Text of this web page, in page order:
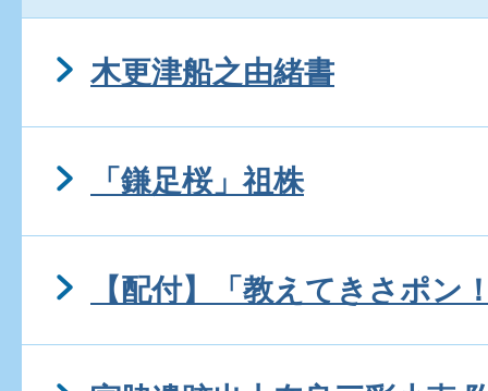
木更津船之由緒書
「鎌足桜」祖株
【配付】「教えてきさポン